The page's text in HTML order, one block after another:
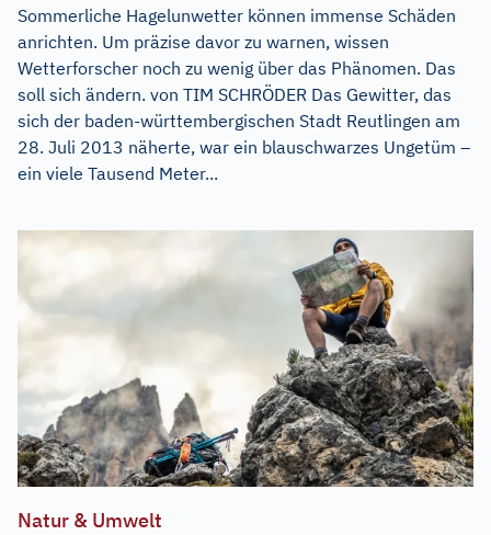
Sommerliche Hagelunwetter können immense Schäden
anrichten. Um präzise davor zu warnen, wissen
Wetterforscher noch zu wenig über das Phänomen. Das
soll sich ändern. von TIM SCHRÖDER Das Gewitter, das
sich der baden-württembergischen Stadt Reutlingen am
28. Juli 2013 näherte, war ein blauschwarzes Ungetüm –
ein viele Tausend Meter...
Natur & Umwelt